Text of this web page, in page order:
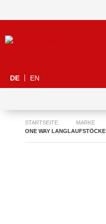
DE EN
STARTSEITE MARKE
ONE WAY LANGLAUFSTÖCKE